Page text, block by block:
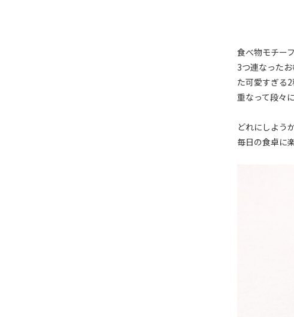
食べ物モチー
3つ連なった
た可愛すぎる2
重なって段々
どれにしよう
毎日の食卓に